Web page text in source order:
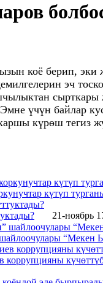
коё берип, эки
эч
үчүн байлар
күрөш тегиз
күтүп
21-ноябрь
“Мекен